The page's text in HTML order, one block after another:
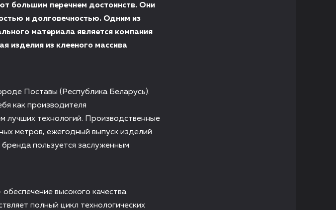
большим перечнем достоинств. Они
и долговечностью. Одним из
материала является компания
изделия из клееного массива
Поставы (Республика Беларусь).
как производителя
лучших технологий. Производственные
метров, ежегодный выпуск изделий
пользуется заслуженным
высокого качества
полный цикл технологических